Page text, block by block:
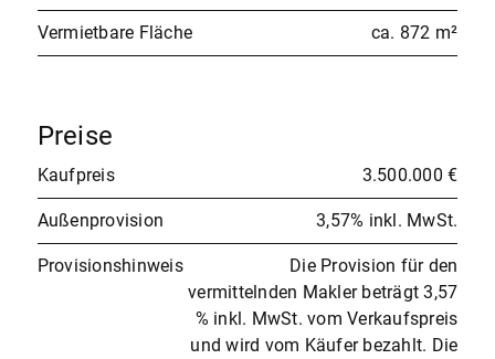
Vermietbare Fläche ca. 872 m²
Preise
Kaufpreis 3.500.000 €
Außenprovision 3,57% inkl. MwSt.
Provisionshinweis
Die Provision für den
vermittelnden Makler beträgt 3,57
% inkl. MwSt. vom Verkaufspreis
und wird vom Käufer bezahlt. Die